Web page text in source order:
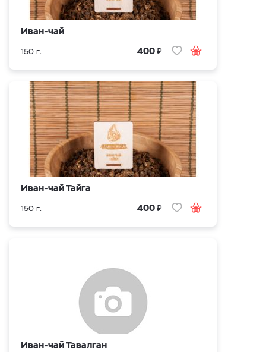
Иван-чай
150 г. 400₽
Иван-чай Тайга
150 г. 400₽
Иван-чай Тавалган